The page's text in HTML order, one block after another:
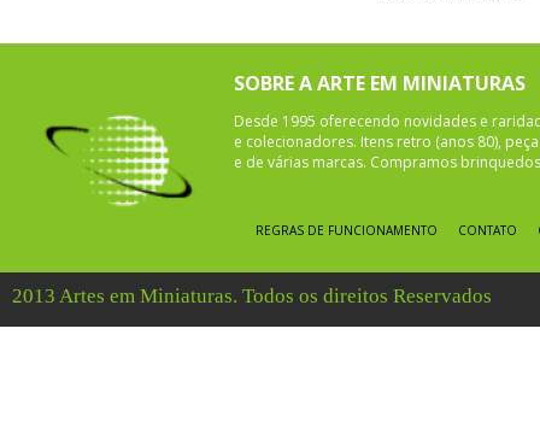
SOBRE A ARTE EM MINIATURAS
Desde 1995 oferecendo novidades e
e colecionadores. Itens retro (anos 80),
e de várias marcas. Compramos
REGRAS DE FUNCIONAMENTO CONTATO
2013 Artes em Miniaturas. Todos os direitos Reservados